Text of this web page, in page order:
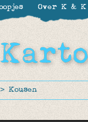
> Kousen
Over K & K